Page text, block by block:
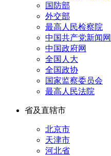
国防部
外交部
最高人民检察院
中国共产党新闻网
中国政府网
全国人大
全国政协
国家监察委员会
最高人民法院
省及直辖市
北京市
天津市
河北省